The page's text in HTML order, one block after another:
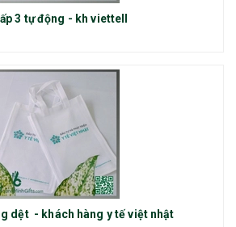
3 tự động - kh viettell
dệt - khách hàng y tế việt nhật